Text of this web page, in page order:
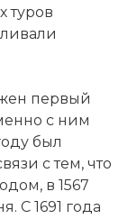
туров
первый
с ним
был
с тем, что
в 1567
С 1691 года